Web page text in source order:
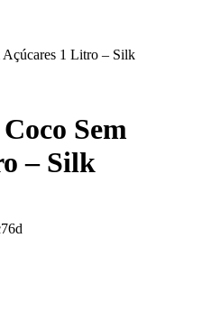
Açúcares 1 Litro – Silk
Sem
– Silk